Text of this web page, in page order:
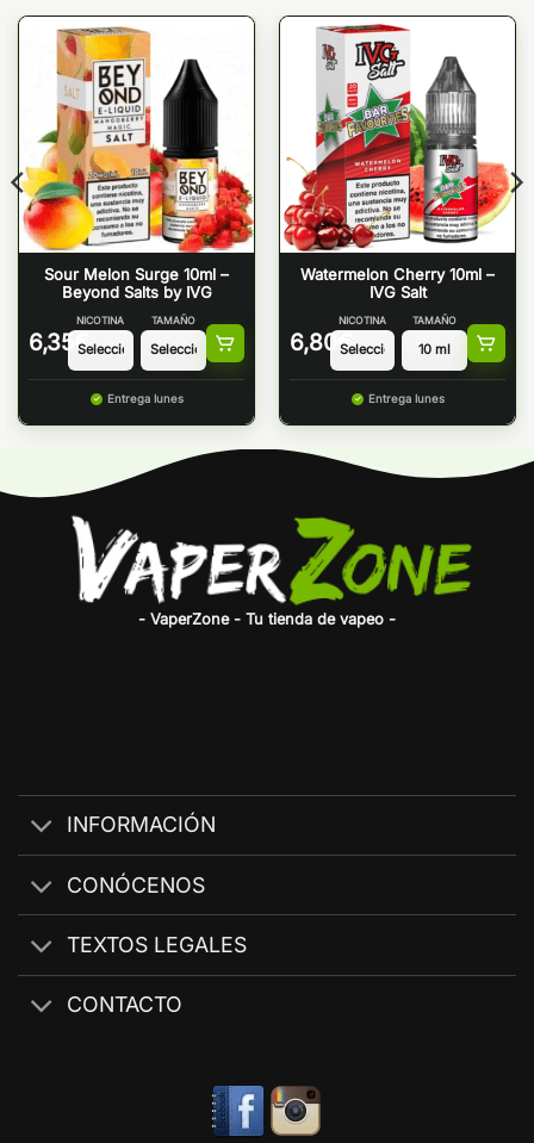
Sour Melon Surge 10ml –
Beyond Salts by IVG
6,35 €
NICOTINA TAMAÑO
Entrega lunes
Watermelon Cherry 10ml –
IVG Salt
6,80 €
NICOTINA TAMAÑO
Entrega lunes
- VaperZone - Tu tienda de vapeo -
INFORMACIÓN
CONÓCENOS
TEXTOS LEGALES
CONTACTO